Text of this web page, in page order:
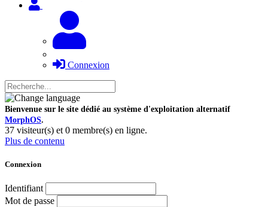
Connexion
Bienvenue sur le site dédié au système d'exploitation alternatif
MorphOS.
37 visiteur(s) et 0 membre(s) en ligne.
Plus de contenu
Connexion
Identifiant
Mot de passe